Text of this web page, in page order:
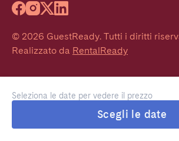
Seleziona le date per vedere il prezzo
Scegli le date
© 2026 GuestReady. Tutti i diritti
Realizzato da RentalReady